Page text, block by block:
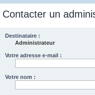
Contacter un
Destinataire :
Administrateur
Votre adresse e-mail :
Votre nom :